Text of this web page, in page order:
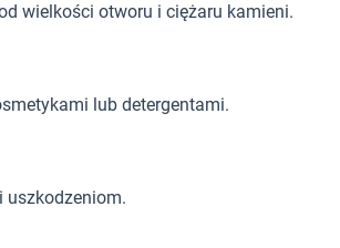
wielkości otworu i ciężaru kamieni.
lub detergentami.
uszkodzeniom.